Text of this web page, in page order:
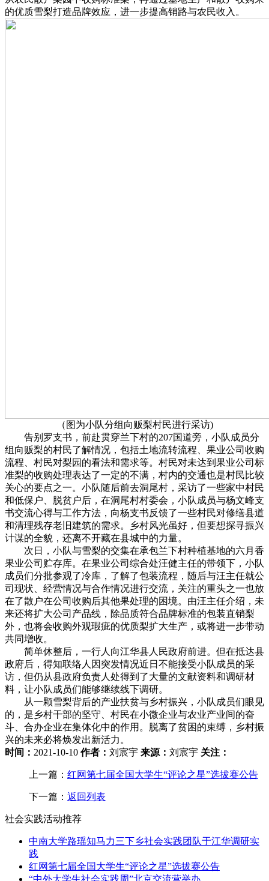
的优质雪梨打造品牌效应，进一步提高销路与农民收入。
（图为小队分组向贩梨村民进行采访)
告别罗支书，前赴贯穿兰下村的207国道旁，小队成员分
组向贩梨的村民了解情况，包括土地流转流程、果业公司收购
流程、村民对梨园的看法和需求等。村民对未达到果业公司标
准梨的收购处理表达了一定的不满，村内的交通也是村民比较
关心的要点之一。小队随后前去洞尾村，采访了一些家中村民
和低保户、脱贫户后，在洞尾村村委会，小队成员与杨文峰支
书交流心得与工作方法，向杨支书反馈了一些村民对修缮县道
和清理残存老旧建筑的需求。乡村风光虽好，但要想探寻振兴
计谋的全貌，还离不开藏在县城中的力量。
次日，小队与雪梨的交集在承包兰下村种植基地的六月香
果业公司贮存库。在果业公司综合处汪健主任的带领下，小队
成员们分批参观了冷库，了解了包装流程，随后与汪主任就公
司现状、经营情况与合作情况进行交流，关注的重头之一也放
在了散户在公司收购后其他果处理的困境。由汪主任介绍，未
来还将扩大公司产品线，除品质符合品牌标准的包装直销梨
外，也将会收购外观瑕疵的优质梨扩大生产，或将进一步带动
共同增收。
简单休整后，一行人向江华县人民政府前进。但在抵达县
政府后，得知联络人因突发情况近日不能接受小队成员的采
访，但仍从县政府负责人处得到了大量的文献资料和调研材
料，让小队成员们能够继续线下调研。
从一颗雪梨背后的产业扶贫与乡村振兴，小队成员们眼见
的，是乡村干部的坚守、村民在小微企业与农业产业间的奋
斗、合办企业在集体化中的作用。脱离了贫困的束缚，乡村振
兴的未来必将焕发出新活力。
时间： 2021-10-10 作者： 刘宸宇 来源： 刘宸宇 关注：
上一篇： 红网第七届全国大学生“评论之星”选拔赛公告
下一篇： 返回列表
社会实践活动推荐
中南大学路瑶知马力三下乡社会实践团队于江华调研实
践
红网第七届全国大学生“评论之星”选拔赛公告
“中外大学生社会实践周”北京交流营举办